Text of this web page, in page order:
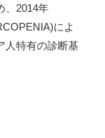
、2014年
によ
人特有の診断基